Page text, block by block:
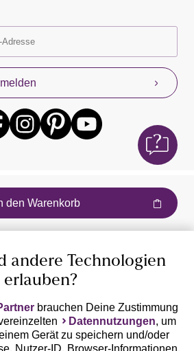
den Warenkorb
andere Technologien
erlauben?
brauchen Deine Zustimmung
Datennutzungen, um
Gerät zu speichern und/oder